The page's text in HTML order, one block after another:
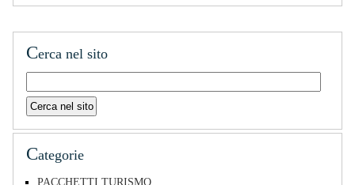
Cerca nel sito
Categorie
PACCHETTI TURISMO